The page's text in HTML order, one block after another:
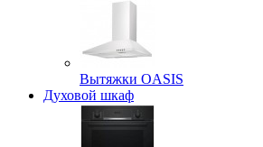
Вытяжки OASIS
Духовой шкаф